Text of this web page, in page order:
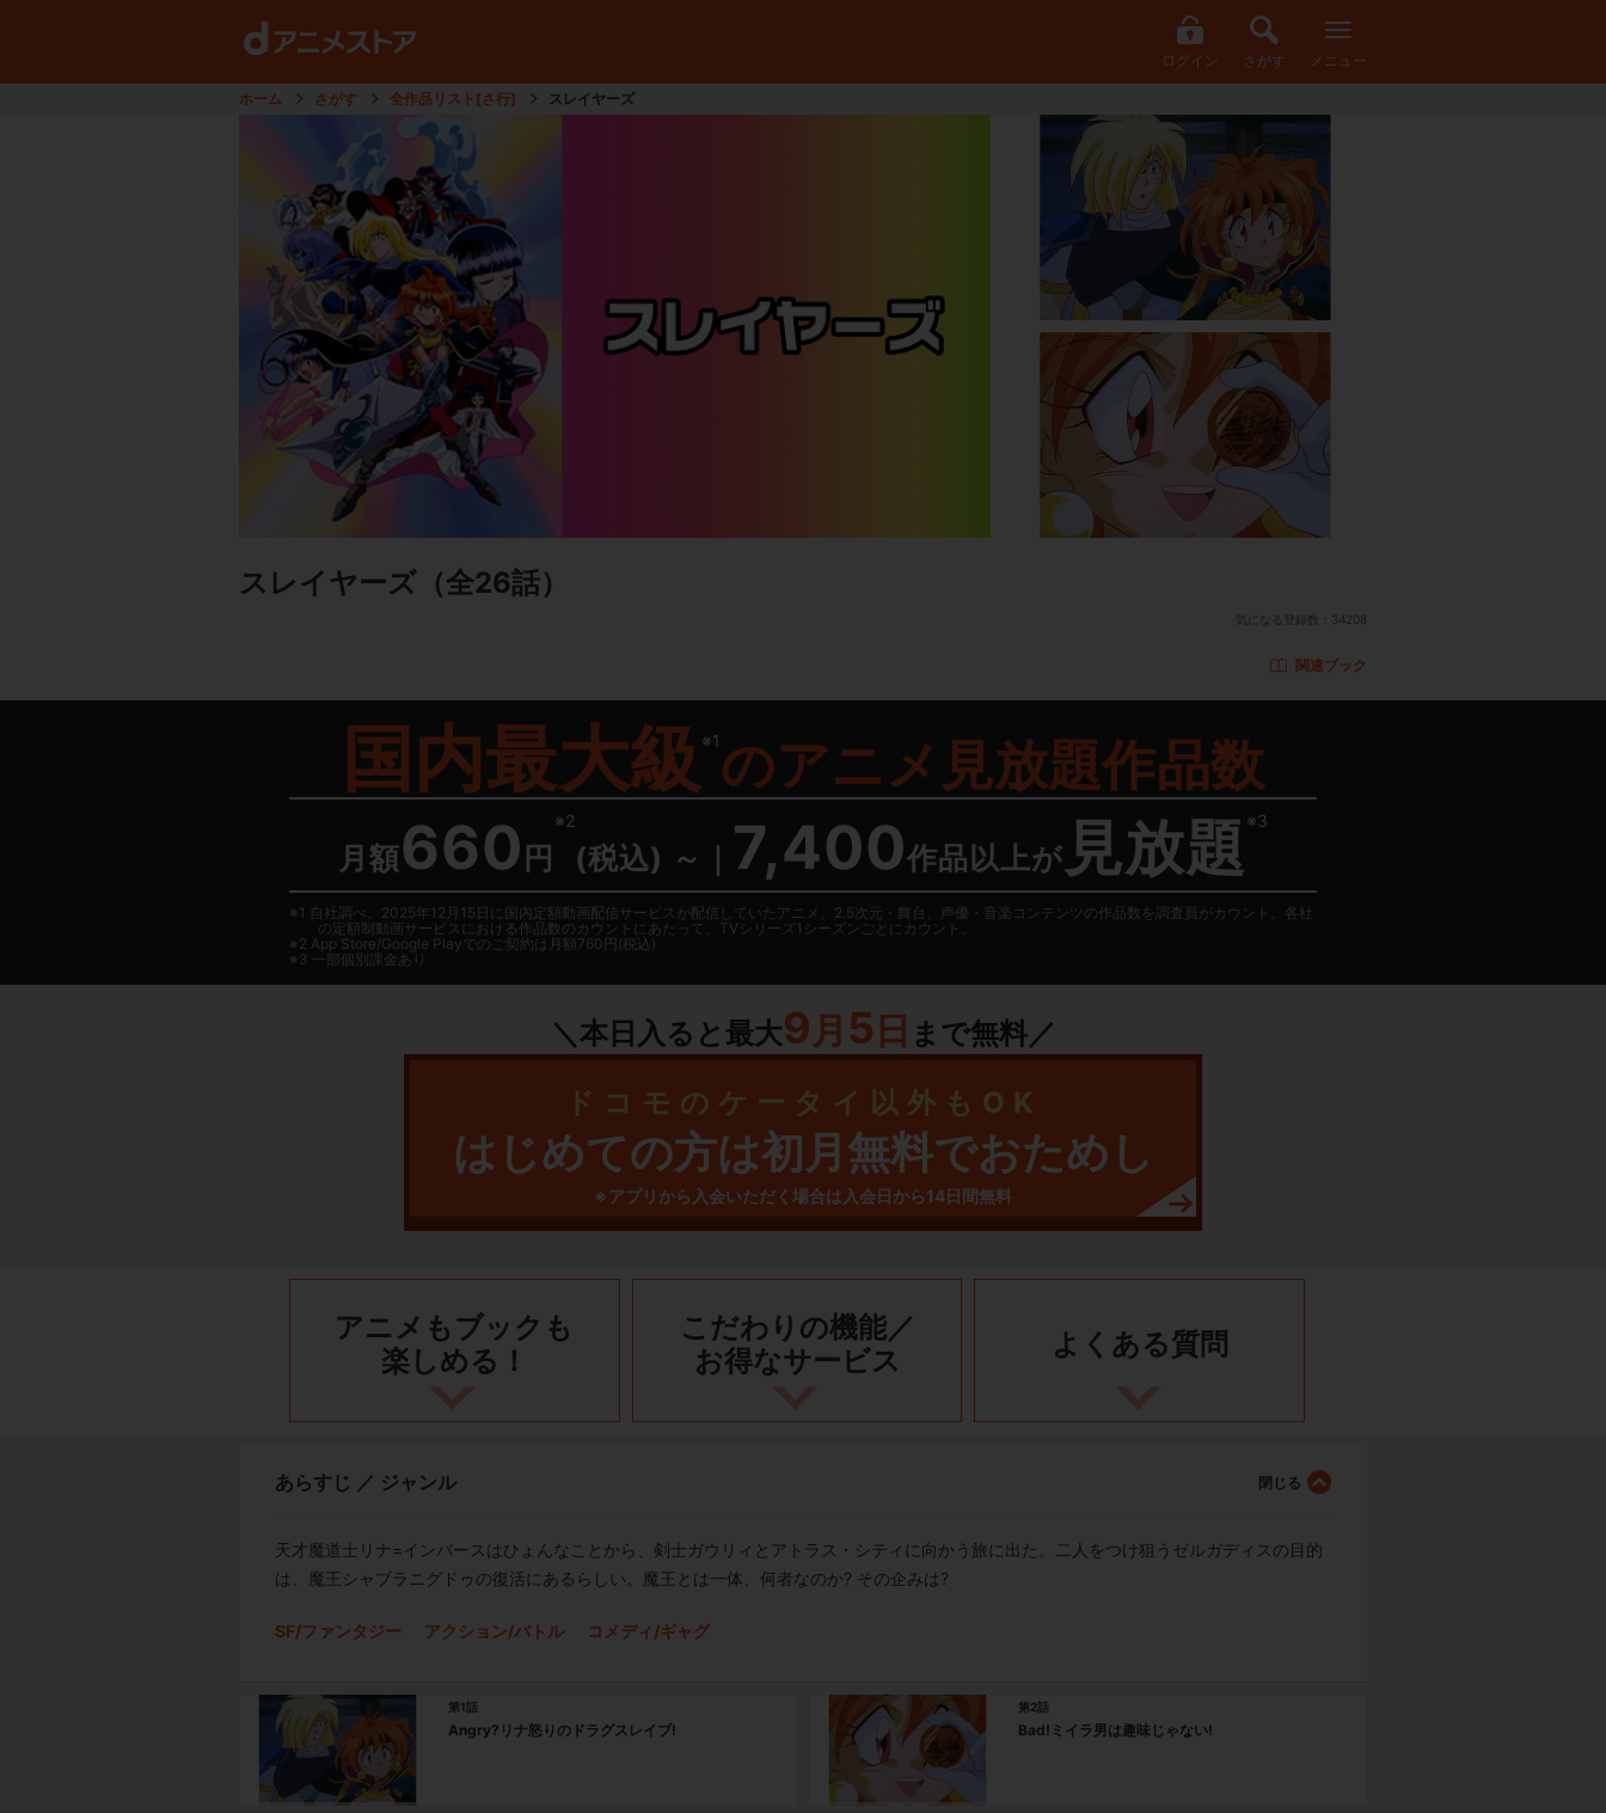
ログイン さがす メニュー
ホーム さがす 全作品リスト[さ行] スレイヤーズ
スレイヤーズ （全26話）
気になる登録数： 34208
関連ブック
国内最大級 ※1 のアニメ見放題作品数
月額660 円
※2
(税込) ～ 7,400作品以上が 見放題 ※3
1 自社調べ。2025年12月15日に国内定額動画配信サービスが配信していたアニメ、2.5次元・舞台、声優・音楽コンテンツの作品数を調査員がカウント。各社
の定額制動画サービスにおける作品数のカウントにあたって、TVシリーズ1シーズンごとにカウント。
2 App Store/Google Playでのご契約は月額760円(税込)
3 一部個別課金あり
＼本日入ると最大9月 5 日 まで無料／
ドコモのケータイ以外もOK
はじめての方は初月無料でおためし
※アプリから入会いただく場合は入会日から14日間無料
アニメもブックも
楽しめる！
こだわりの機能／
お得なサービス
よくある質問
あらすじ ／ ジャンル
天才魔道士リナ=インバースはひょんなことから、剣士ガウリィとアトラス・シティに向かう旅に出た。二人をつけ狙うゼルガディスの目的
は、魔王シャブラニグドゥの復活にあるらしい。魔王とは一体、何者なのか? その企みは?
SF/ファンタジー アクション/バトル コメディ/ギャグ
第1話
Angry?リナ怒りのドラグスレイブ!
第2話
Bad!ミイラ男は趣味じゃない!